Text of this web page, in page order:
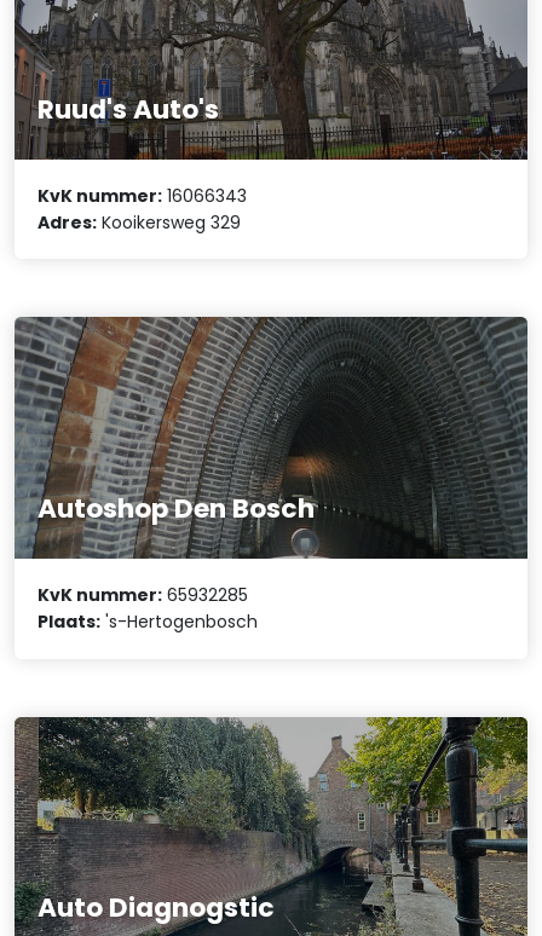
Ruud's Auto's
KvK nummer: 16066343
Adres: Kooikersweg 329
Autoshop Den Bosch
KvK nummer: 65932285
Plaats: 's-Hertogenbosch
Auto Diagnogstic